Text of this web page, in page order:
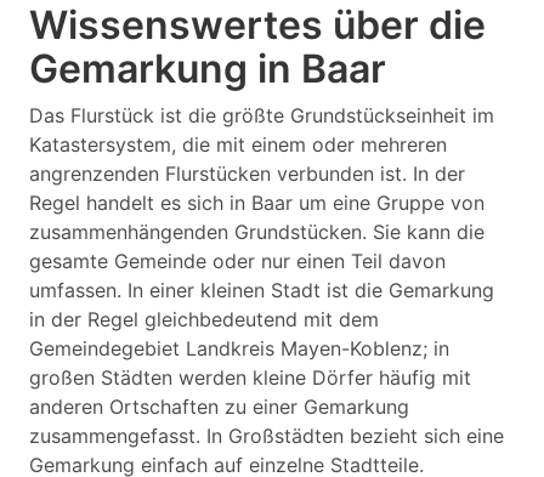
Wissenswertes über die
Gemarkung in Baar
Das Flurstück ist die größte Grundstückseinheit im
Katastersystem, die mit einem oder mehreren
angrenzenden Flurstücken verbunden ist. In der
Regel handelt es sich in Baar um eine Gruppe von
zusammenhängenden Grundstücken. Sie kann die
gesamte Gemeinde oder nur einen Teil davon
umfassen. In einer kleinen Stadt ist die Gemarkung
in der Regel gleichbedeutend mit dem
Gemeindegebiet Landkreis Mayen-Koblenz; in
großen Städten werden kleine Dörfer häufig mit
anderen Ortschaften zu einer Gemarkung
zusammengefasst. In Großstädten bezieht sich eine
Gemarkung einfach auf einzelne Stadtteile.